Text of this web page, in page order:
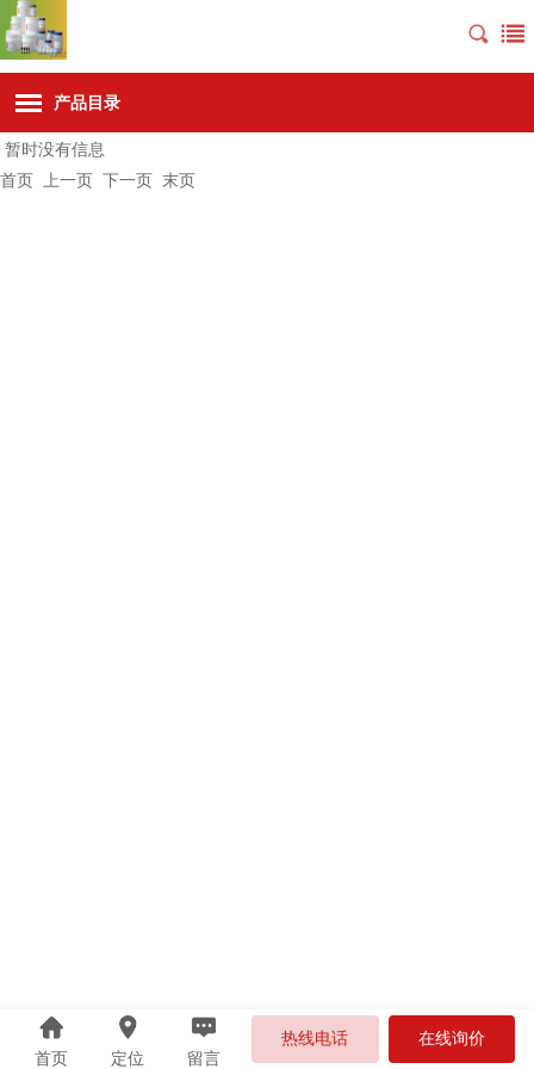
产品目录
暂时没有信息
首页
上一页 下一页 末页
首页 定位 留言
热线电话 在线询价